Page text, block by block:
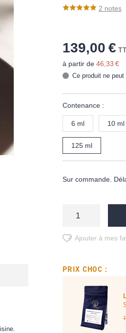
2 notes
139,00 €
à partir de 46,33 €
Ce produit ne
Contenance :
6 ml 10 ml
125 ml
Sur commande.
Ajouter à mes
PRIX CHOC :